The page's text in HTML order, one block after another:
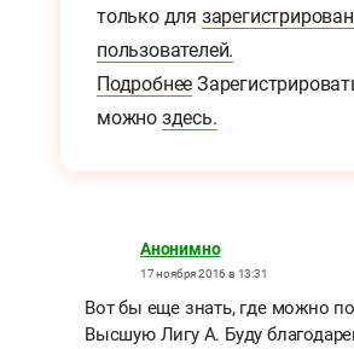
только для
пользователей.
Подробнее
можно здесь.
Анонимно
17 ноября 2016 в 13:31
Вот бы еще знать, где можно
Высшую Лигу А. Буду